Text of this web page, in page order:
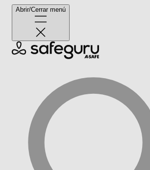
Abrir/Cerrar menú